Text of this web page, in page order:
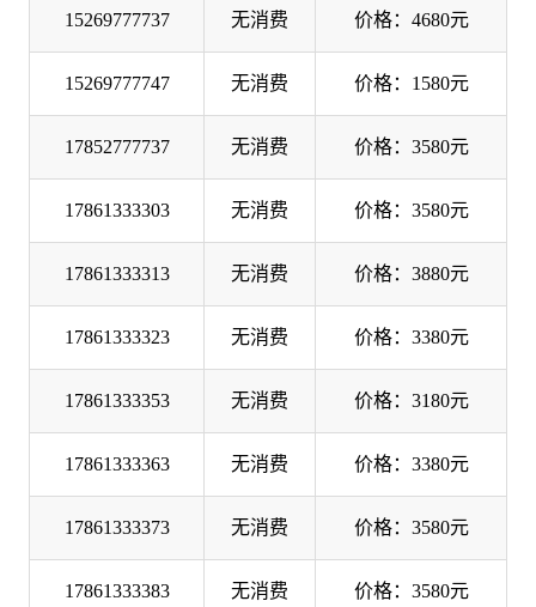
15269777737 无消费 价格：4680元
15269777747 无消费 价格：1580元
17852777737 无消费 价格：3580元
17861333303 无消费 价格：3580元
17861333313 无消费 价格：3880元
17861333323 无消费 价格：3380元
17861333353 无消费 价格：3180元
17861333363 无消费 价格：3380元
17861333373 无消费 价格：3580元
17861333383 无消费 价格：3580元